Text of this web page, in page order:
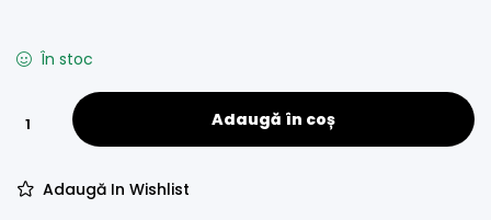
În stoc
Adaugă în coș
Adaugă In Wishlist